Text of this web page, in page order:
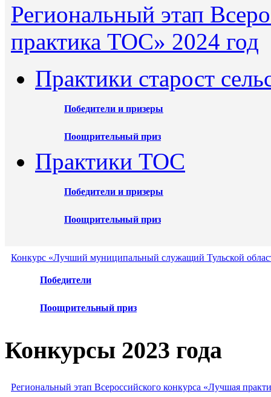
Региональный этап
практика ТОС» 2024 год
Практики старост
Победители и призеры
Поощрительный приз
Практики ТОС
Победители и призеры
Поощрительный приз
Конкурс «Лучший муниципальный служащий Тульской
Победители
Поощрительный приз
Конкурсы 2023 года
Региональный этап Всероссийского конкурса «Лучшая